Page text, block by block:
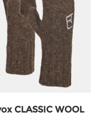
CLASSIC WOOL